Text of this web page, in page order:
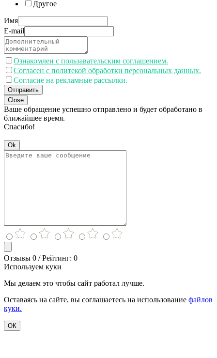
Другое
Имя
E-mail
Ознакомлен с пользавательским соглашением.
Согласен с политекой обработки персональных данных.
Согласие на рекламные рассылки.
Отправить
Close
Ваше обращение успешно отправлено и будет обработано в
ближайшее время.
Спасибо!
Ok
Отзывы 0 / Рейтинг: 0
Используем куки
Мы делаем это чтобы сайт работал лучше.
Оставаясь на сайте, вы соглашаетесь на использование файлов
куки.
ОК